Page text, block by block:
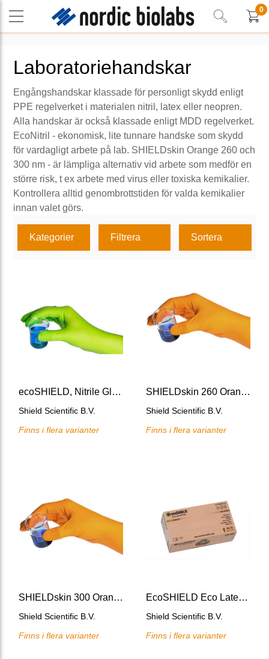
0
Laboratoriehandskar
Engångshandskar klassade för personligt skydd enligt
PPE regelverket i materialen nitril, latex eller neopren.
Alla handskar är också klassade enligt MDD regelverket.
EcoNitril - ekonomisk, lite tunnare handske som skydd
för vardagligt arbete på lab. SHIELDskin Orange 260 och
300 nm - är lämpliga alternativ vid arbete som medför en
större risk, t ex arbete med virus eller toxiska kemikalier.
Kontrollera alltid genombrottstiden för valda kemikalier
innan valet görs.
Kategorier Filtrera Sortera
ecoSHIELD, Nitrile Glove 250 mm AQL=0.25, PPE cat III
Shield Scientific B.V.
Finns i flera varianter
SHIELDskin 260 Orange Nitrile Glove AQL=0.25, PPE cat III
Shield Scientific B.V.
Finns i flera varianter
SHIELDskin 300 Orange Nitril Glove AQL=0.25, PPE cat III
Shield Scientific B.V.
Finns i flera varianter
EcoSHIELD Eco Latex Glove PPE cat III, 250 mm
Shield Scientific B.V.
Finns i flera varianter